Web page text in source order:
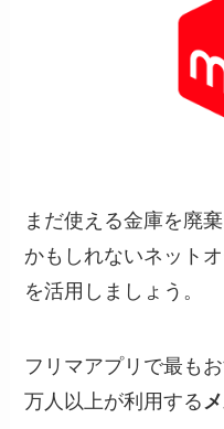
まだ使える金庫を廃
かもしれないネット
を活用しましょう。
フリマアプリで最も
万人以上が利用する